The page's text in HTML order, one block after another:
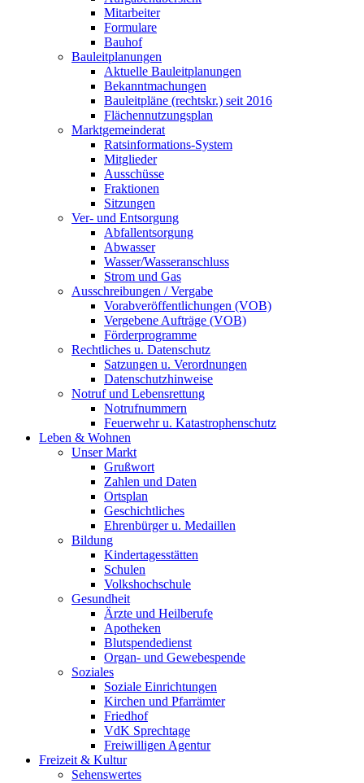
Mitarbeiter
Formulare
Bauhof
Bauleitplanungen
Aktuelle Bauleitplanungen
Bekanntmachungen
Bauleitpläne (rechtskr.) seit 2016
Flächennutzungsplan
Marktgemeinderat
Ratsinformations-System
Mitglieder
Ausschüsse
Fraktionen
Sitzungen
Ver- und Entsorgung
Abfallentsorgung
Abwasser
Wasser/Wasseranschluss
Strom und Gas
Ausschreibungen / Vergabe
Vorabveröffentlichungen (VOB)
Vergebene Aufträge (VOB)
Förderprogramme
Rechtliches u. Datenschutz
Satzungen u. Verordnungen
Datenschutzhinweise
Notruf und Lebensrettung
Notrufnummern
Feuerwehr u. Katastrophenschutz
Leben & Wohnen
Unser Markt
Grußwort
Zahlen und Daten
Ortsplan
Geschichtliches
Ehrenbürger u. Medaillen
Bildung
Kindertagesstätten
Schulen
Volkshochschule
Gesundheit
Ärzte und Heilberufe
Apotheken
Blutspendedienst
Organ- und Gewebespende
Soziales
Soziale Einrichtungen
Kirchen und Pfarrämter
Friedhof
VdK Sprechtage
Freiwilligen Agentur
Freizeit & Kultur
Sehenswertes